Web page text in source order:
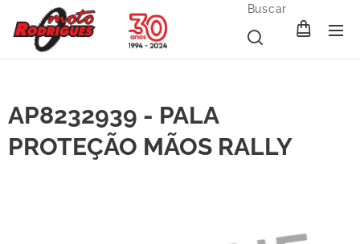
Buscar
AP8232939 - PALA
PROTEÇÃO MÃOS RALLY